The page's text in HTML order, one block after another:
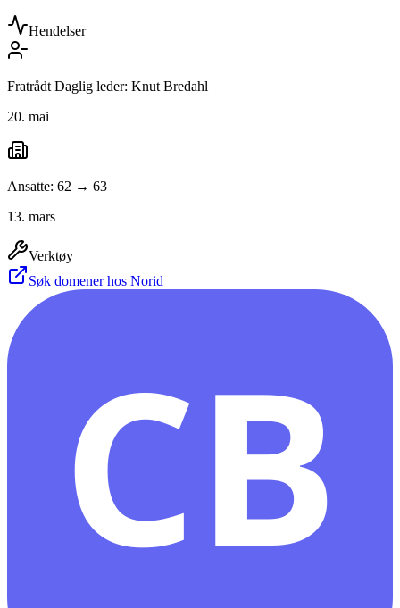
Hendelser
Fratrådt Daglig leder: Knut Bredahl
20. mai
Ansatte: 62 → 63
13. mars
Verktøy
Søk domener hos Norid
CB